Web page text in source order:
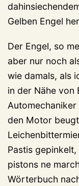
Gelben Engel
Der Engel, so
aber nur noch
wie damals, als
in der Nähe von
den Motor
Pastis
pistons ne
Wörterbuch